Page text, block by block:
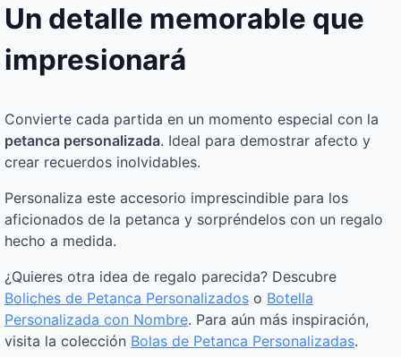
Un detalle memorable que
impresionará
Convierte cada partida en un momento especial con la
petanca personalizada. Ideal para demostrar afecto y
crear recuerdos inolvidables.
Personaliza este accesorio imprescindible para los
aficionados de la petanca y sorpréndelos con un regalo
hecho a medida.
¿Quieres otra idea de regalo parecida? Descubre
Boliches de Petanca Personalizados o Botella
Personalizada con Nombre. Para aún más inspiración,
visita la colección Bolas de Petanca Personalizadas.